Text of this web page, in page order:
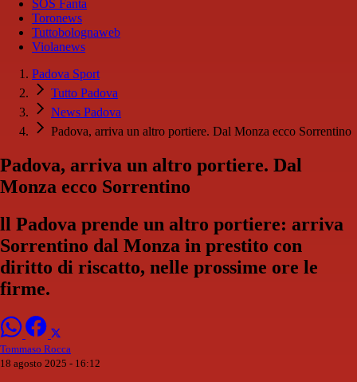
SOS Fanta
Toronews
Tuttobolognaweb
Violanews
Padova Sport
Tutto Padova
News Padova
Padova, arriva un altro portiere. Dal Monza ecco Sorrentino
Padova, arriva un altro portiere. Dal
Monza ecco Sorrentino
ll Padova prende un altro portiere: arriva
Sorrentino dal Monza in prestito con
diritto di riscatto, nelle prossime ore le
firme.
Tommaso Rocca
18 agosto 2025 - 16:12